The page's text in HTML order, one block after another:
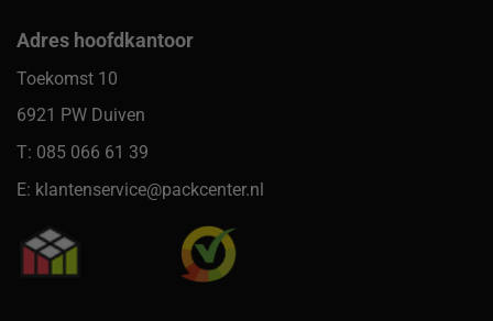
Adres hoofdkantoor
Toekomst 10
6921 PW Duiven
T: 085 066 61 39
E: klantenservice@packcenter.nl